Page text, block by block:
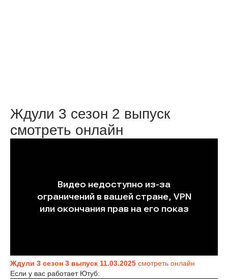
Ждули 3 сезон 2 выпуск
смотреть онлайн
Ждули 3 сезон 3 выпуск 11.03.2025 смотреть онлайн
Если у вас работает Ютуб: